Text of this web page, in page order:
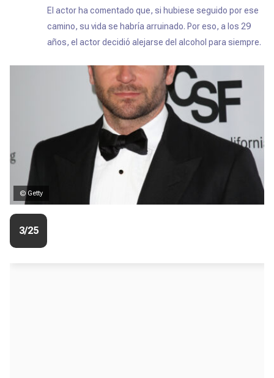
El actor ha comentado que, si hubiese seguido por ese
camino, su vida se habría arruinado. Por eso, a los 29
años, el actor decidió alejarse del alcohol para siempre.
© Getty
3/25